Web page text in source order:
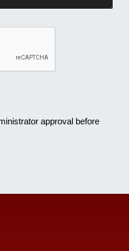
approval before